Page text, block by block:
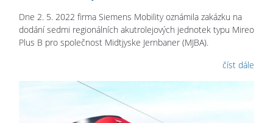
Dne 2. 5. 2022 firma Siemens Mobility oznámila zakázku na
dodání sedmi regionálních akutrolejových jednotek typu Mireo
Plus B pro společnost Midtjyske Jernbaner (MJBA).
číst dále